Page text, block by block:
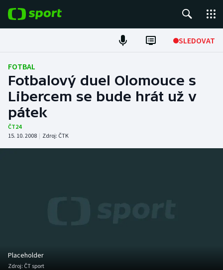
SLEDOVAT
Fotbal
Hokej
Tenis
Atletika
Basketbal
Historické návraty
FOTBAL
Fotbalový duel Olomouce s
Libercem se bude hrát už v
pátek
ČT24
15. 10. 2008 | Zdroj: ČTK
Placeholder
Zdroj: ČT sport